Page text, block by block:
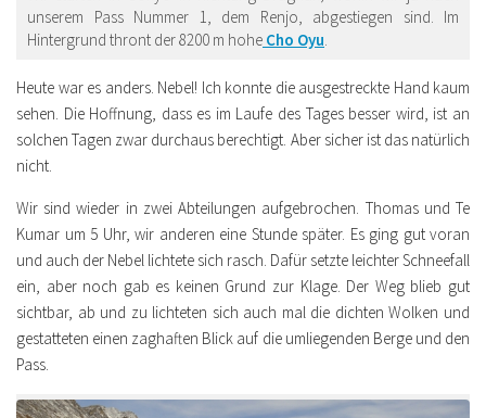
unserem Pass Nummer 1, dem Renjo, abgestiegen sind. Im
Hintergrund thront der 8200 m hohe Cho Oyu.
Heute war es anders. Nebel! Ich konnte die ausgestreckte Hand kaum
sehen. Die Hoffnung, dass es im Laufe des Tages besser wird, ist an
solchen Tagen zwar durchaus berechtigt. Aber sicher ist das natürlich
nicht.
Wir sind wieder in zwei Abteilungen aufgebrochen. Thomas und Te
Kumar um 5 Uhr, wir anderen eine Stunde später. Es ging gut voran
und auch der Nebel lichtete sich rasch. Dafür setzte leichter Schneefall
ein, aber noch gab es keinen Grund zur Klage. Der Weg blieb gut
sichtbar, ab und zu lichteten sich auch mal die dichten Wolken und
gestatteten einen zaghaften Blick auf die umliegenden Berge und den
Pass.